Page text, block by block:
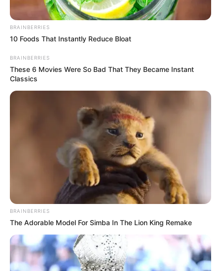
BRAINBERRIES
10 Foods That Instantly Reduce Bloat
BRAINBERRIES
These 6 Movies Were So Bad That They Became Instant
Classics
BRAINBERRIES
The Adorable Model For Simba In The Lion King Remake